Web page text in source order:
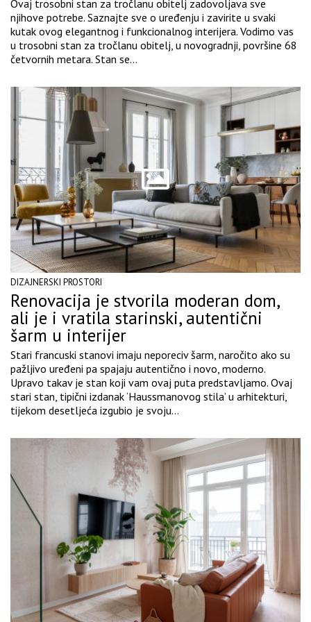
Ovaj trosobni stan za tročlanu obitelj zadovoljava sve
njihove potrebe. Saznajte sve o uređenju i zavirite u svaki
kutak ovog elegantnog i funkcionalnog interijera. Vodimo vas
u trosobni stan za tročlanu obitelj, u novogradnji, površine 68
četvornih metara. Stan se...
DIZAJNERSKI PROSTORI
Renovacija je stvorila moderan dom,
ali je i vratila starinski, autentični
šarm u interijer
Stari francuski stanovi imaju neporeciv šarm, naročito ako su
pažljivo uređeni pa spajaju autentično i novo, moderno.
Upravo takav je stan koji vam ovaj puta predstavljamo. Ovaj
stari stan, tipični izdanak ‘Haussmanovog stila’ u arhitekturi,
tijekom desetljeća izgubio je svoju...